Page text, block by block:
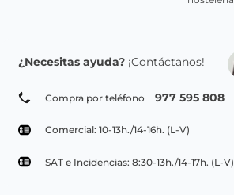
¿Necesitas ayuda? ¡Contáctanos!
Compra por teléfono 977 595 808
Comercial: 10-13h./14-16h. (L-V)
SAT e Incidencias: 8:30-13h./14-17h. (L-V)